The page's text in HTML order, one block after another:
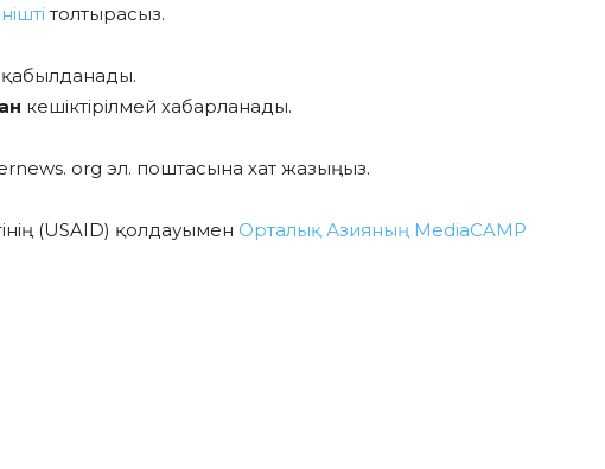
толтырасыз.
қабылданады.
кешіктірілмей хабарланады.
org эл. поштасына хат жазыңыз.
(USAID) қолдауымен Орталық Азияның MediaCAMP